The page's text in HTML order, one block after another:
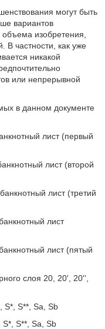
могут быть
вариантов
изобретения,
В частности, как уже
никакой
или непрерывной
в данном документе
лист (первый
лист (второй
лист (третий
лист
лист (пятый
слоя 20, 20', 20'',
S*, S**, Sa, Sb
S**, Sa, Sb